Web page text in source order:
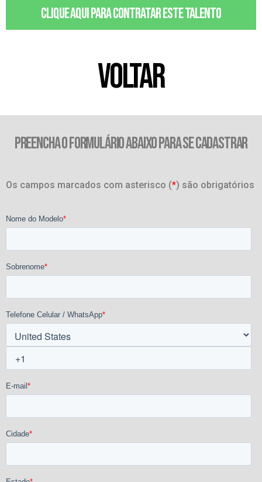
Clique aqui para contratar este talento
VOLTAR
PREENCHA O FORMULÁRIO ABAIXO PARA SE CADASTRAR
Os campos marcados com asterisco (*) são obrigatórios